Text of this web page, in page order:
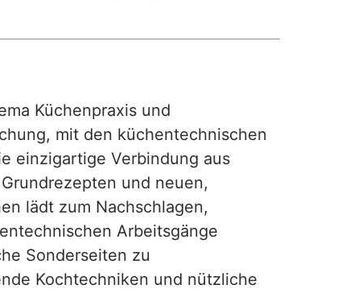
Küchenpraxis und
mit den küchentechnischen
einzigartige Verbindung aus
und neuen,
lädt zum Nachschlagen,
Arbeitsgänge
Sonderseiten zu
Kochtechniken und nützliche